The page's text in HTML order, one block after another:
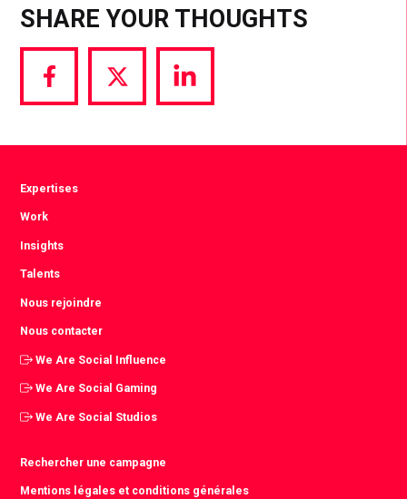
SHARE YOUR THOUGHTS
Share
via
Share
via
Share
via
Expertises
Work
Insights
Talents
Nous rejoindre
Nous contacter
We Are Social Influence
We Are Social Gaming
We Are Social Studios
Rechercher une campagne
Mentions légales et conditions générales